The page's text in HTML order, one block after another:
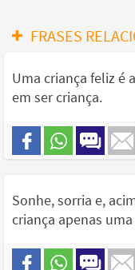
FRASES
Uma criança feliz é
em ser criança.
Sonhe, sorria e,
criança apenas